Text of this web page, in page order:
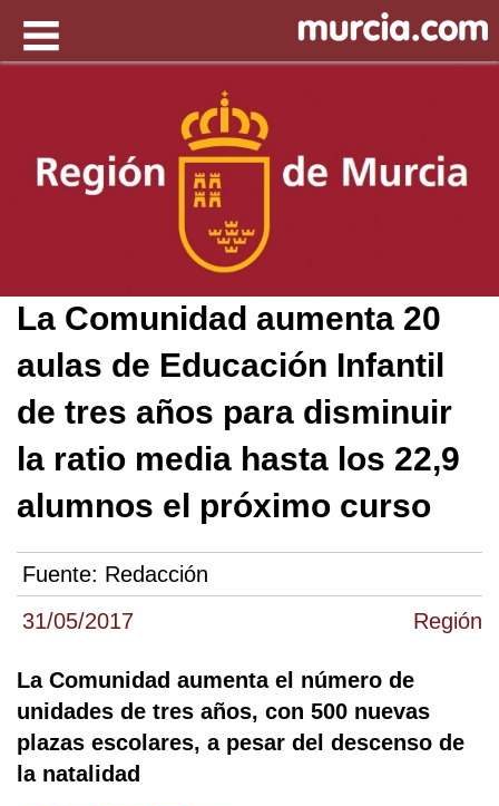
31/05/2017 Región
La Comunidad aumenta 20
aulas de Educación Infantil
de tres años para disminuir
la ratio media hasta los 22,9
alumnos el próximo curso
Fuente: Redacción
La Comunidad aumenta el número de
unidades de tres años, con 500 nuevas
plazas escolares, a pesar del descenso de
la natalidad